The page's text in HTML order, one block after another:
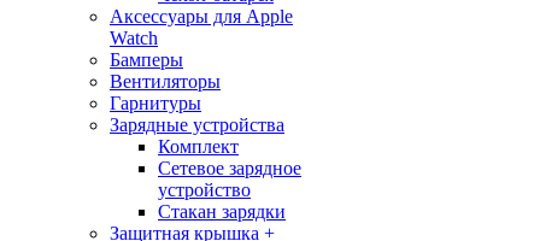
Аксессуары для Apple
Watch
Бамперы
Вентиляторы
Гарнитуры
Зарядные устройства
Комплект
Сетевое зарядное
устройство
Стакан зарядки
Защитная крышка +